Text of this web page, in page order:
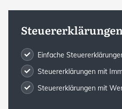
Einfache
Steuererklärungen mit
Steuererklärungen mit